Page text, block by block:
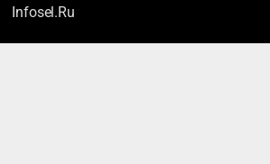
Infosel.Ru